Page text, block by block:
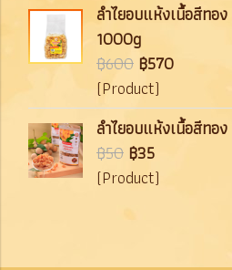
ลำไยอบแห้งเนื้อสีทอ
1000g
฿600 ฿570
(Product)
ลำไยอบแห้งเนื้อสีทอ
฿50 ฿35
(Product)